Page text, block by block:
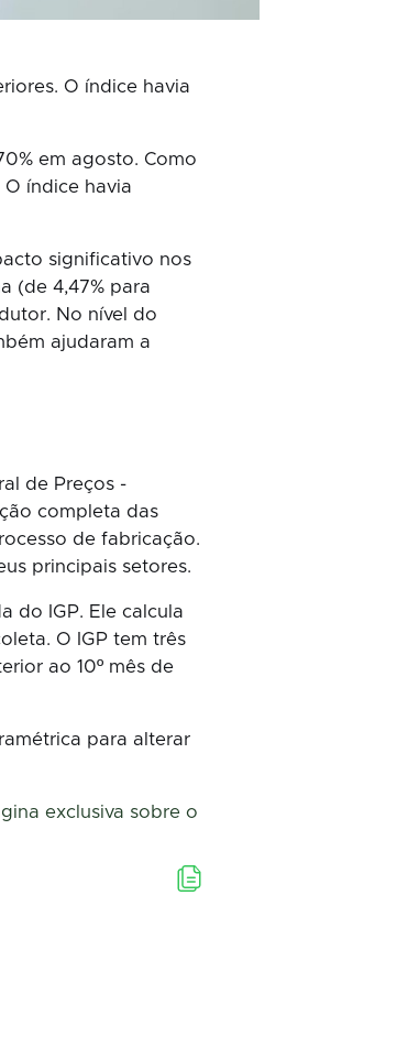
O índice havia
em agosto. Como
O índice havia
significativo nos
(de 4,47% para
No nível do
ajudaram a
de Preços -
completa das
de fabricação.
principais setores.
do IGP. Ele calcula
O IGP tem três
ao 10º mês de
para alterar
exclusiva sobre o